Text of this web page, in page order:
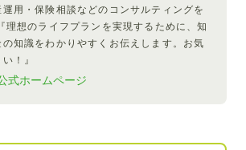
用・保険相談などのコンサルティングを
理想のライフプランを実現するために、知
の知識をわかりやすくお伝えします。お気
！』
式ホームページ